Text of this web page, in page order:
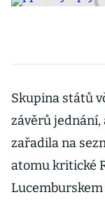
Skupina států
závěrů jednání,
zařadila na
atomu kritické